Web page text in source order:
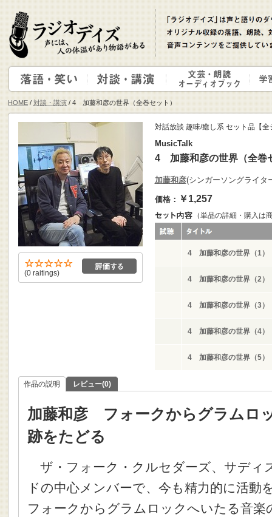
HOME / 対談・講演 / 4 加藤和彦の世界（全巻セット）
(0 raitings)
対話放談 趣味/癒し系 セット品【全
MusicTalk
4 加藤和彦の世界（全巻
加藤和彦(シンガーソングライタ
価格： ￥1,257
（単品の詳細・購入は
4 加藤和彦の世界（1）
4 加藤和彦の世界（2）
4 加藤和彦の世界（3）
4 加藤和彦の世界（4）
4 加藤和彦の世界（5）
作品の説明 レビュー(0)
加藤和彦 フォークからグラムロ
跡をたどる
ザ・フォーク・クルセダーズ、サディ
ドの中心メンバーで、今も精力的に活動
フォークからグラムロックへいたる音